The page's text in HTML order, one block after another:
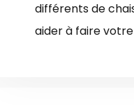
différents de
aider à faire votre